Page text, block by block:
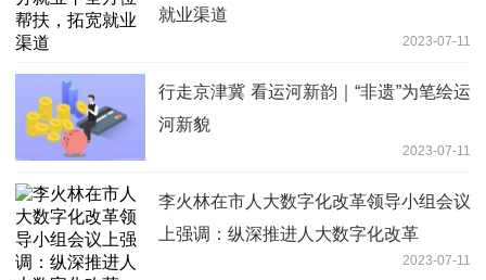
就业渠道
2023-07-11
行走京津冀 看运河新韵｜“非遗”为笔绘运
河新貌
2023-07-11
李火林在市人大数字化改革领导小组会议
上强调：纵深推进人大数字化改革
2023-07-11